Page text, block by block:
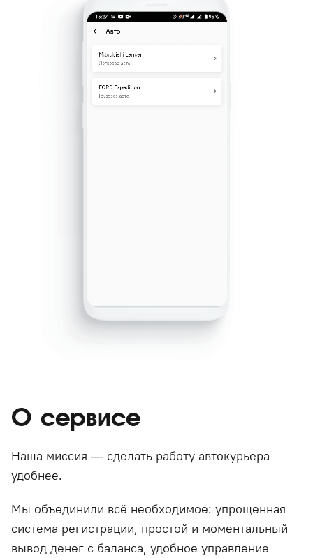
О сервисе
Наша миссия — сделать работу автокурьера
удобнее.
Мы объединили всё необходимое: упрощенная
система регистрации, простой и моментальный
вывод денег с баланса, удобное управление